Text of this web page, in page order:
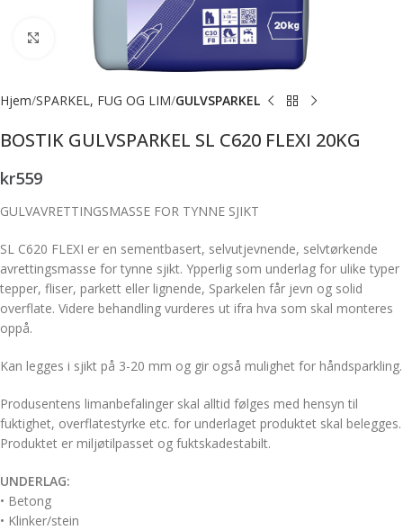
Forstørr bilde
Hjem SPARKEL, FUG OG LIM GULVSPARKEL
BOSTIK GULVSPARKEL SL C620 FLEXI 20KG
kr559
GULVAVRETTINGSMASSE FOR TYNNE SJIKT
SL C620 FLEXI er en sementbasert, selvutjevnende, selvtørkende
avrettingsmasse for tynne sjikt. Ypperlig som underlag for ulike typer
tepper, fliser, parkett eller lignende, Sparkelen får jevn og solid
overflate. Videre behandling vurderes ut ifra hva som skal monteres
oppå.
Kan legges i sjikt på 3-20 mm og gir også mulighet for håndsparkling.
Produsentens limanbefalinger skal alltid følges med hensyn til
fuktighet, overflatestyrke etc. for underlaget produktet skal belegges.
Produktet er miljøtilpasset og fuktskadestabilt.
UNDERLAG:
• Betong
• Klinker/stein